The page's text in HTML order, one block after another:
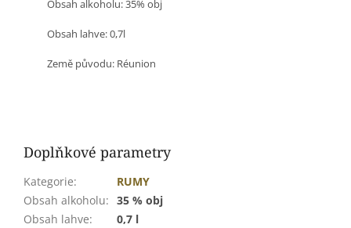
Obsah alkoholu: 35% obj
Obsah lahve: 0,7l
Země původu: Réunion
Doplňkové parametry
Kategorie:
RUMY
Obsah alkoholu: 35 % obj
Obsah lahve:
0,7 l